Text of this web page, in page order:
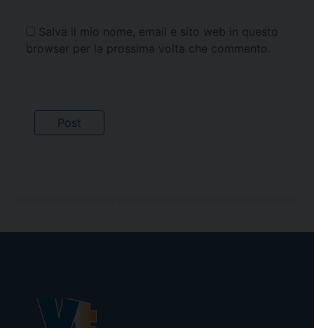
Salva il mio nome, email e sito web in questo
browser per la prossima volta che commento.